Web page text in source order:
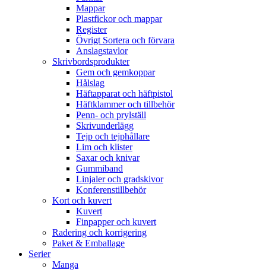
Mappar
Plastfickor och mappar
Register
Övrigt Sortera och förvara
Anslagstavlor
Skrivbordsprodukter
Gem och gemkoppar
Hålslag
Häftapparat och häftpistol
Häftklammer och tillbehör
Penn- och prylställ
Skrivunderlägg
Tejp och tejphållare
Lim och klister
Saxar och knivar
Gummiband
Linjaler och gradskivor
Konferenstillbehör
Kort och kuvert
Kuvert
Finpapper och kuvert
Radering och korrigering
Paket & Emballage
Serier
Manga